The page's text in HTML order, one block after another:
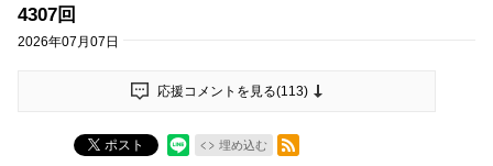
4307回
2026年07月07日
応援コメントを見る(113)
ポスト 埋め込む
RSSフィード